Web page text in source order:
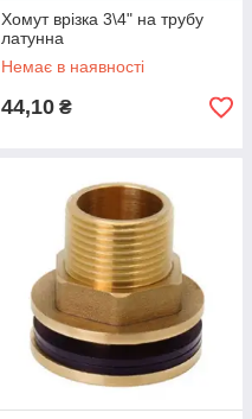
Хомут врізка 3\4" на трубу
латунна
Немає в наявності
44,10 ₴